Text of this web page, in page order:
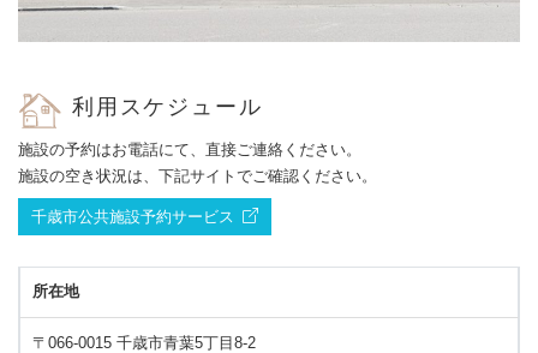
利用スケジュール
施設の予約はお電話にて、直接ご連絡ください。
施設の空き状況は、下記サイトでご確認ください。
千歳市公共施設予約サービス
所在地
〒066-0015 千歳市青葉5丁目8-2